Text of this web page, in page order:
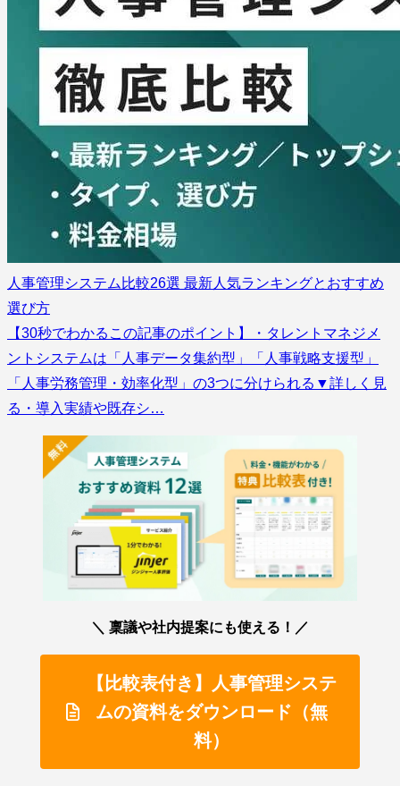
人事管理システム比較26選 最新人気ランキングとおすすめ
選び方
【30秒でわかるこの記事のポイント】・タレントマネジメ
ントシステムは「人事データ集約型」「人事戦略支援型」
「人事労務管理・効率化型」の3つに分けられる▼詳しく見
る・導入実績や既存シ…
＼ 稟議や社内提案にも使える！／
【比較表付き】人事管理システ
ムの資料をダウンロード（無
料）